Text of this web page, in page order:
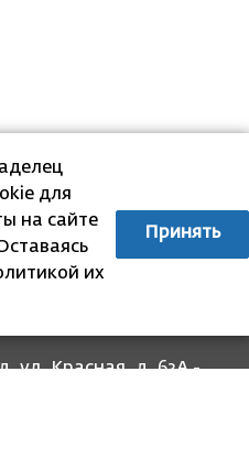
ул. Красная, д. 63А -
для
на сайте
их
Принять